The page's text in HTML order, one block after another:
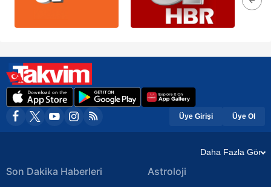
Üye Girişi Üye Ol
Daha Fazla Gör
Son Dakika Haberleri Astroloji